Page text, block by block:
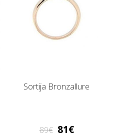
Sortija Bronzallure
89 81